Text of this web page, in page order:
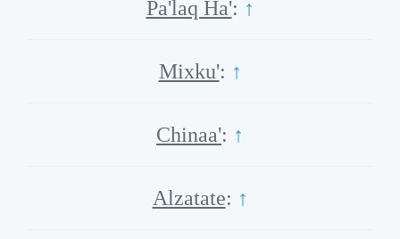
Pa'laq Ha': ↑
Mixku': ↑
Chinaa': ↑
Alzatate: ↑